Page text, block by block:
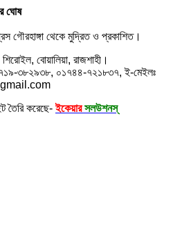
ঘোষ
গৌরহাঙ্গা থেকে মুদ্রিত ও প্রকাশিত।
শিরোইল, বোয়ালিয়া, রাজশাহী।
৩৮২৯৩৮, ০১৭৪৪-৭২১৮৩৭, ই-মেইলঃ
তৈরি করেছে-ইকেয়ার সলউশনস্